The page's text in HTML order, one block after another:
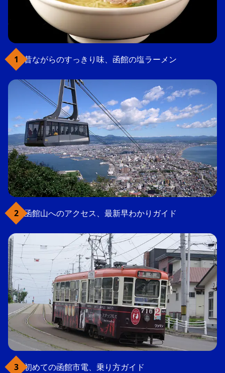
昔ながらのすっきり味、函館の塩ラーメン
函館山へのアクセス、最新早わかりガイド
初めての函館市電、乗り方ガイド